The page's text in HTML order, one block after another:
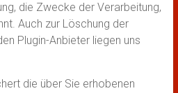
die Zwecke der Verarbeitung,
Auch zur Löschung der
Plugin-Anbieter liegen uns
die über Sie erhobenen